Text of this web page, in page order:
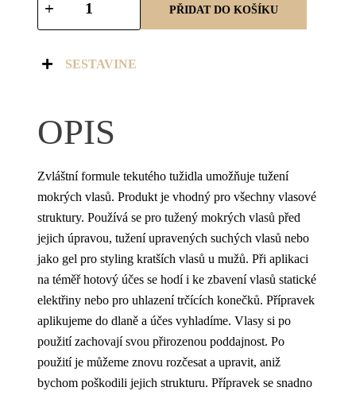
PŘIDAT DO KOŠÍKU
SESTAVINE
OPIS
Zvláštní formule tekutého tužidla umožňuje tužení
mokrých vlasů. Produkt je vhodný pro všechny vlasové
struktury. Používá se pro tužený mokrých vlasů před
jejich úpravou, tužení upravených suchých vlasů nebo
jako gel pro styling kratších vlasů u mužů. Při aplikaci
na téměř hotový účes se hodí i ke zbavení vlasů statické
elektřiny nebo pro uhlazení trčících konečků. Přípravek
aplikujeme do dlaně a účes vyhladíme. Vlasy si po
použití zachovají svou přirozenou poddajnost. Po
použití je můžeme znovu rozčesat a upravit, aniž
bychom poškodili jejich strukturu. Přípravek se snadno